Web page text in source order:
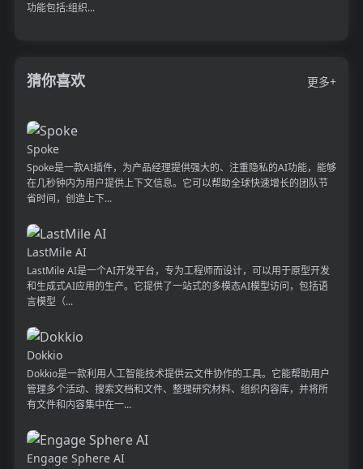
功能包括:组织...
猜你喜欢 更多+
Spoke
Spoke是一款AI插件，为产品经理提供强大的、注重隐私的AI功能，能够
在几秒钟内为用户提供上下文信息。它可以帮助全球快速增长的团队节
省时间，创造上下...
LastMile AI
LastMile AI是一个AI开发平台，专为工程师而设计，可以用于原型开发
和生成式AI应用的生产。它提供了一站式的多模态AI模型访问，包括语
言模型（...
Dokkio
Dokkio是一款利用人工智能技术提供云文件协作的工具。它能帮助用户
管理多个活动、搜索文档和文件、整理研究材料、组织内容库，并将所
有文件和内容集中在一...
Engage Sphere AI